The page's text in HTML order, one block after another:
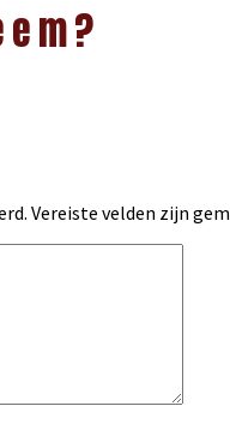
Vereiste velden zijn